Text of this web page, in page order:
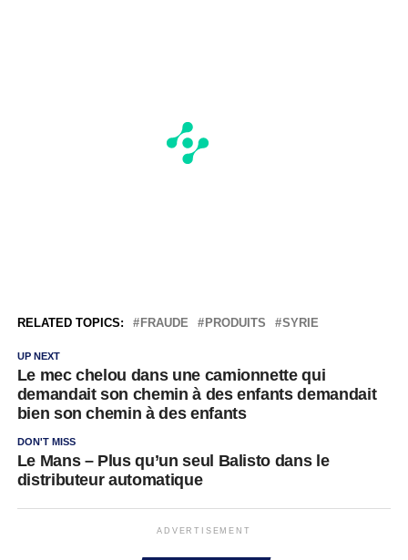
RELATED TOPICS: FRAUDE PRODUITS SYRIE
UP NEXT
Le mec chelou dans une camionnette qui
demandait son chemin à des enfants demandait
bien son chemin à des enfants
DON'T MISS
Le Mans – Plus qu’un seul Balisto dans le
distributeur automatique
ADVERTISEMENT